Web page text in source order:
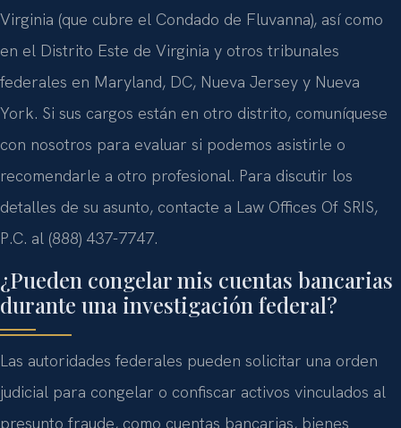
Virginia (que cubre el Condado de Fluvanna), así como
en el Distrito Este de Virginia y otros tribunales
federales en Maryland, DC, Nueva Jersey y Nueva
York. Si sus cargos están en otro distrito, comuníquese
con nosotros para evaluar si podemos asistirle o
recomendarle a otro profesional. Para discutir los
detalles de su asunto, contacte a Law Offices Of SRIS,
P.C. al (888) 437-7747.
¿Pueden congelar mis cuentas bancarias
durante una investigación federal?
Las autoridades federales pueden solicitar una orden
judicial para congelar o confiscar activos vinculados al
presunto fraude, como cuentas bancarias, bienes